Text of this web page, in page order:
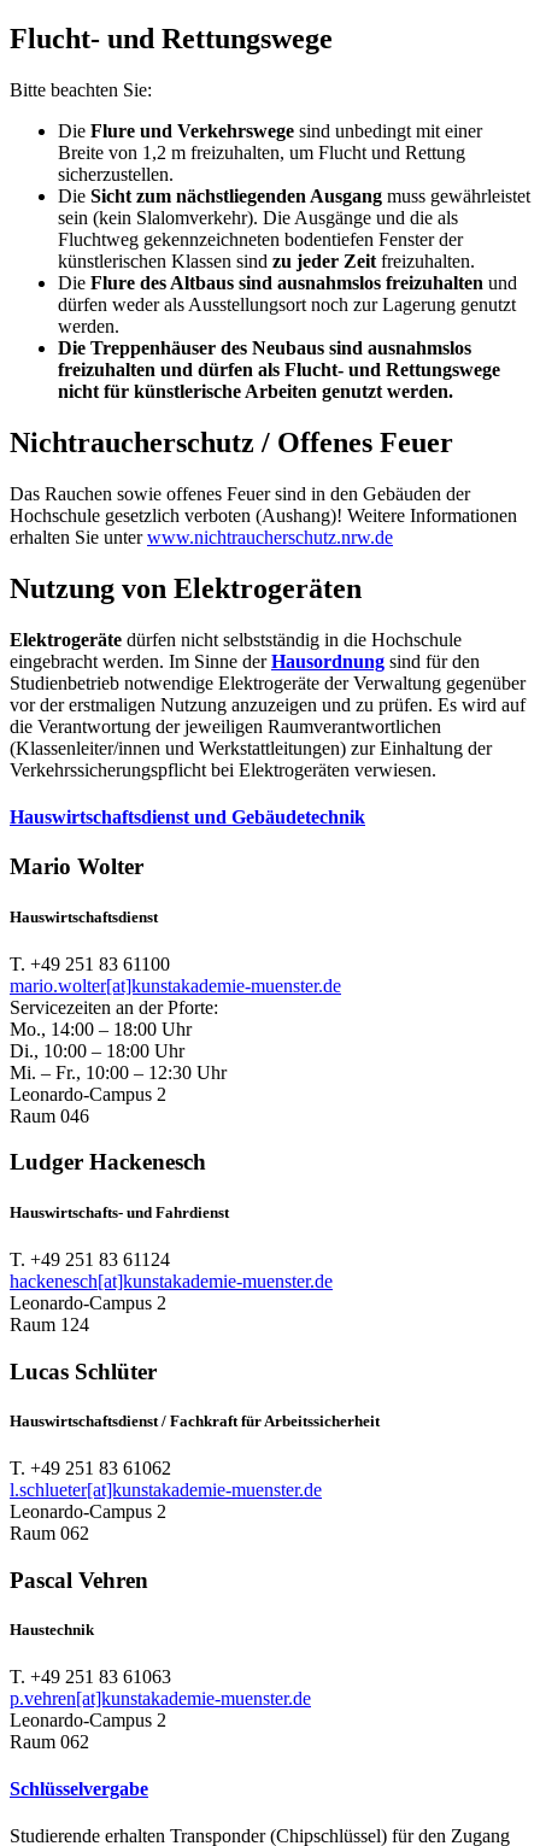
Flucht- und Rettungswege
Bitte beachten Sie:
Die Flure und Verkehrswege sind unbedingt mit einer
Breite von 1,2 m freizuhalten, um Flucht und Rettung
sicherzustellen.
Die Sicht zum nächstliegenden Ausgang muss gewährleistet
sein (kein Slalomverkehr). Die Ausgänge und die als
Fluchtweg gekennzeichneten bodentiefen Fenster der
künstlerischen Klassen sind zu jeder Zeit freizuhalten.
Die Flure des Altbaus sind ausnahmslos freizuhalten und
dürfen weder als Ausstellungsort noch zur Lagerung genutzt
werden.
Die Treppenhäuser des Neubaus sind ausnahmslos
freizuhalten und dürfen als Flucht- und Rettungswege
nicht für künstlerische Arbeiten genutzt werden.
Nichtraucherschutz / Offenes Feuer
Das Rauchen sowie offenes Feuer sind in den Gebäuden der
Hochschule gesetzlich verboten (Aushang)! Weitere Informationen
erhalten Sie unterwww.nichtraucherschutz.nrw.de
Nutzung von Elektrogeräten
Elektrogeräte dürfen nicht selbstständig in die Hochschule
eingebracht werden. Im Sinne derHausordnung sind für den
Studienbetrieb notwendige Elektrogeräte der Verwaltung gegenüber
vor der erstmaligen Nutzung anzuzeigen und zu prüfen. Es wird auf
die Verantwortung der jeweiligen Raumverantwortlichen
(Klassenleiter/innen und Werkstattleitungen) zur Einhaltung der
Verkehrssicherungspflicht bei Elektrogeräten verwiesen.
Hauswirtschaftsdienst und Gebäudetechnik
Mario Wolter
Hauswirtschaftsdienst
T. +49 251 83 61100
mario.wolter[at]kunstakademie-muenster.de
Servicezeiten an der Pforte:
Mo., 14:00 – 18:00 Uhr
Di., 10:00 – 18:00 Uhr
Mi. – Fr., 10:00 – 12:30 Uhr
Leonardo-Campus 2
Raum 046
Ludger Hackenesch
Hauswirtschafts- und Fahrdienst
T. +49 251 83 61124
hackenesch[at]kunstakademie-muenster.de
Leonardo-Campus 2
Raum 124
Lucas Schlüter
Hauswirtschaftsdienst / Fachkraft für Arbeitssicherheit
T. +49 251 83 61062
l.schlueter[at]kunstakademie-muenster.de
Leonardo-Campus 2
Raum 062
Pascal Vehren
Haustechnik
T. +49 251 83 61063
p.vehren[at]kunstakademie-muenster.de
Leonardo-Campus 2
Raum 062
Schlüsselvergabe
Studierende erhalten Transponder (Chipschlüssel) für den Zugang